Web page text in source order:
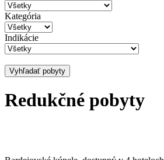
Kategória
Indikácie
Vyhľadať pobyty
Redukčné pobyty